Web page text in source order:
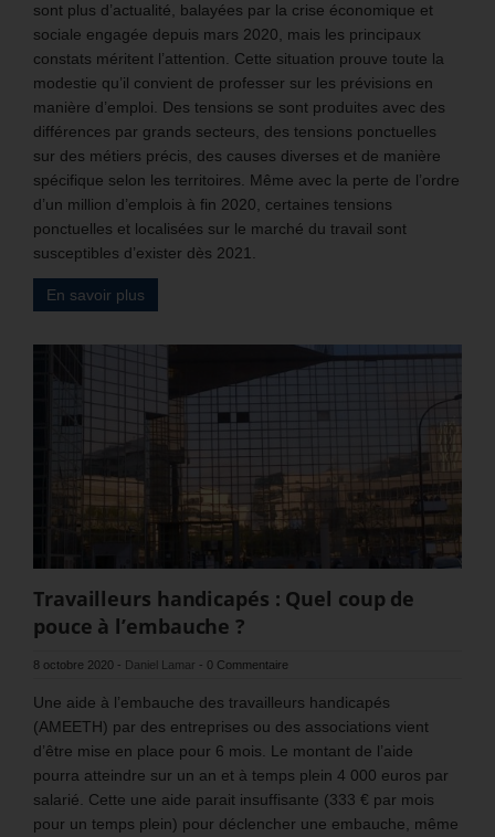
sont plus d’actualité, balayées par la crise économique et
sociale engagée depuis mars 2020, mais les principaux
constats méritent l’attention. Cette situation prouve toute la
modestie qu’il convient de professer sur les prévisions en
manière d’emploi. Des tensions se sont produites avec des
différences par grands secteurs, des tensions ponctuelles
sur des métiers précis, des causes diverses et de manière
spécifique selon les territoires. Même avec la perte de l’ordre
d’un million d’emplois à fin 2020, certaines tensions
ponctuelles et localisées sur le marché du travail sont
susceptibles d’exister dès 2021.
En savoir plus
Travailleurs handicapés : Quel coup de
pouce à l’embauche ?
8 octobre 2020 - Daniel Lamar - 0 Commentaire
Une aide à l’embauche des travailleurs handicapés
(AMEETH) par des entreprises ou des associations vient
d’être mise en place pour 6 mois. Le montant de l’aide
pourra atteindre sur un an et à temps plein 4 000 euros par
salarié. Cette une aide parait insuffisante (333 € par mois
pour un temps plein) pour déclencher une embauche, même